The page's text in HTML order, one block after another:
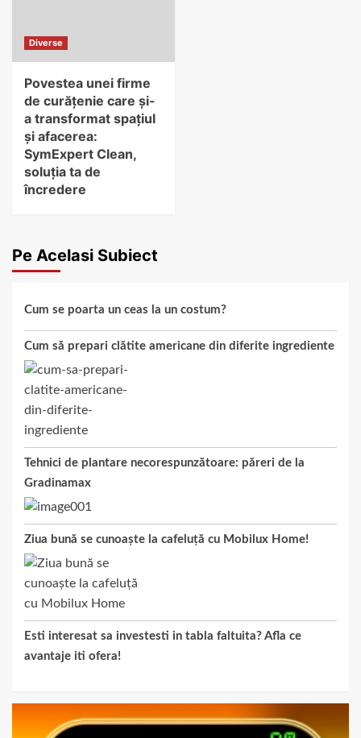
Diverse
Povestea unei firme
de curățenie care și-
a transformat spațiul
și afacerea:
SymExpert Clean,
soluția ta de
încredere
Pe Acelasi Subiect
Cum se poarta un ceas la un costum?
Cum să prepari clătite americane din diferite ingrediente
Tehnici de plantare necorespunzătoare: păreri de la
Gradinamax
Ziua bună se cunoaște la cafeluță cu Mobilux Home!
Esti interesat sa investesti in tabla faltuita? Afla ce
avantaje iti ofera!